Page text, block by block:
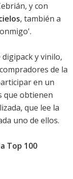
y con
, también a
y vinilo,
de la
en un
que obtienen
que lee la
uno de ellos.
Top 100